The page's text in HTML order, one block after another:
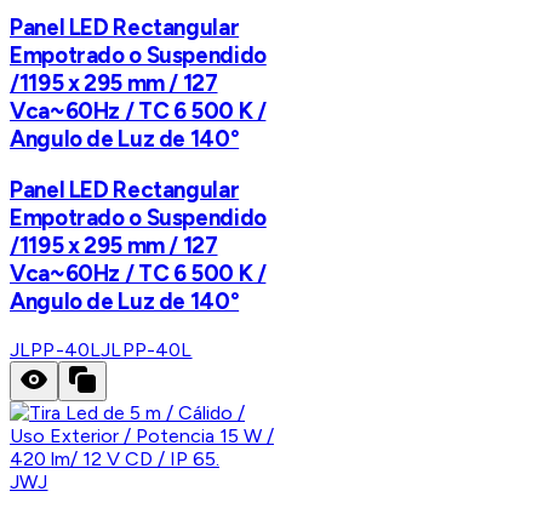
Panel LED Rectangular
Empotrado o Suspendido
/1195 x 295 mm / 127
Vca~60Hz / TC 6 500 K /
Angulo de Luz de 140°
Panel LED Rectangular
Empotrado o Suspendido
/1195 x 295 mm / 127
Vca~60Hz / TC 6 500 K /
Angulo de Luz de 140°
JLPP-40LJLPP-40L
JWJ